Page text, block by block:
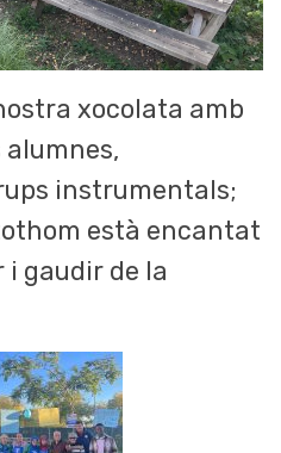
xocolata amb
alumnes,
instrumentals;
està encantat
i gaudir de la